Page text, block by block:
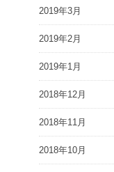
2019年3月
2019年2月
2019年1月
2018年12月
2018年11月
2018年10月